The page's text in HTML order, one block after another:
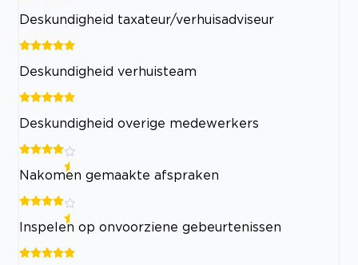
Deskundigheid taxateur/verhuisadviseur
Deskundigheid verhuisteam
Deskundigheid overige medewerkers
Nakomen gemaakte afspraken
Inspelen op onvoorziene gebeurtenissen